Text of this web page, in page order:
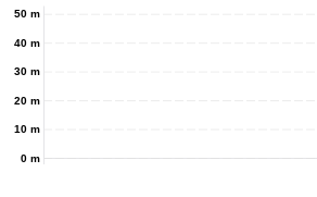
0 m
10 m
20 m
30 m
40 m
50 m